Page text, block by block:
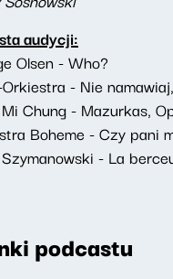
audycji:
Olsen - Who?
- Nie
Chung - Mazurkas,
Boheme - Czy pani
- La
podcastu